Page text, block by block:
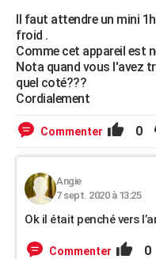
Il faut attendre un mini
froid .
Comme cet appareil est
Nota quand vous l'avez
quel coté???
Cordialement
Commenter 0
Angie
7 sept. 2020 à 13:25
Ok il était penché vers
Commenter 0